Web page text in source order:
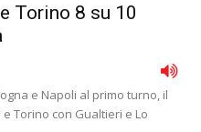
Torino 8 su 10
e Napoli al primo turno, il
Torino con Gualtieri e Lo